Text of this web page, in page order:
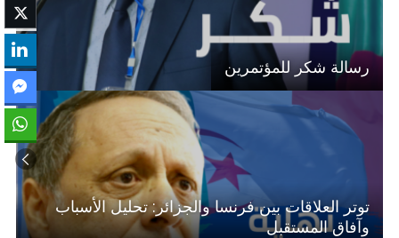
رسالة شكر للمؤتمرين
توتر العلاقات بين فرنسا والجزائر: تحليل الأسباب
وآفاق المستقبل